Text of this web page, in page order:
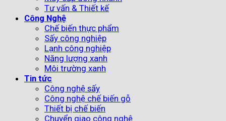
Tư vấn & Thiết kế
Công Nghệ
Chế biến thực phẩm
Sấy công nghiệp
Lạnh công nghiệp
Năng lượng xanh
Môi trường xanh
Tin tức
Công nghệ sấy
Công nghệ chế biến gỗ
Thiết bị chế biến
Chuyển giao công nghệ